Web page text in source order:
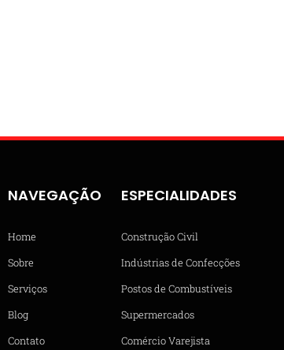
NAVEGAÇÃO
Home
Sobre
Serviços
Blog
Contato
ESPECIALIDADES
Construção Civil
Indústrias de Confecções
Postos de Combustíveis
Supermercados
Comércio Varejista